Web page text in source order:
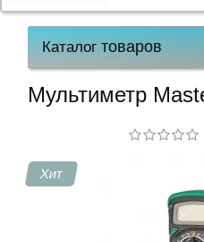
работы
Каталогтоваров
Мультиметр
Хит